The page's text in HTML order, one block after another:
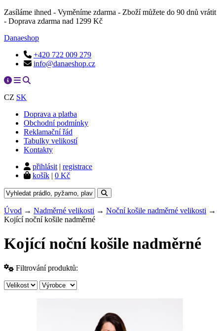
Zasíláme ihned - Vyměníme zdarma - Zboží můžete do 90 dnů vrátit
- Doprava zdarma nad 1299 Kč
Danaeshop
+420 722 009 279
info@danaeshop.cz
CZ SK
Doprava a platba
Obchodní podmínky
Reklamační řád
Tabulky velikostí
Kontakty
přihlásit | registrace
košík | 0 Kč
Úvod → Nadměrné velikosti → Noční košile nadměrné velikosti →
Kojící noční košile nadměrné
Kojící noční košile nadměrné
Filtrování produktů: